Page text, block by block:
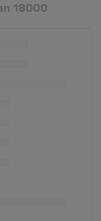
18000